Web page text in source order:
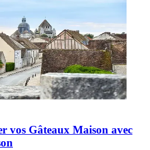
vos Gâteaux Maison avec